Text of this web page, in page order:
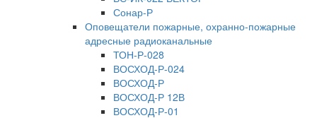
Сонар-Р
Оповещатели пожарные, охранно-пожарные
адресные радиоканальные
ТОН-Р-028
ВОСХОД-Р-024
ВОСХОД-Р
ВОСХОД-Р 12В
ВОСХОД-Р-01